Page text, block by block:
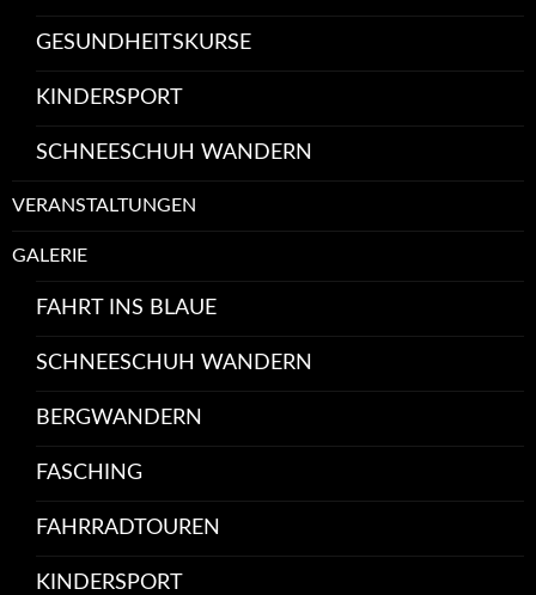
GESUNDHEITSKURSE
KINDERSPORT
SCHNEESCHUH WANDERN
VERANSTALTUNGEN
GALERIE
FAHRT INS BLAUE
SCHNEESCHUH WANDERN
BERGWANDERN
FASCHING
FAHRRADTOUREN
KINDERSPORT